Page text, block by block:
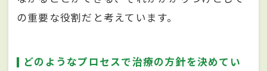
の重要な役割だと考えています。
どのようなプロセスで治療の方針を決めてい